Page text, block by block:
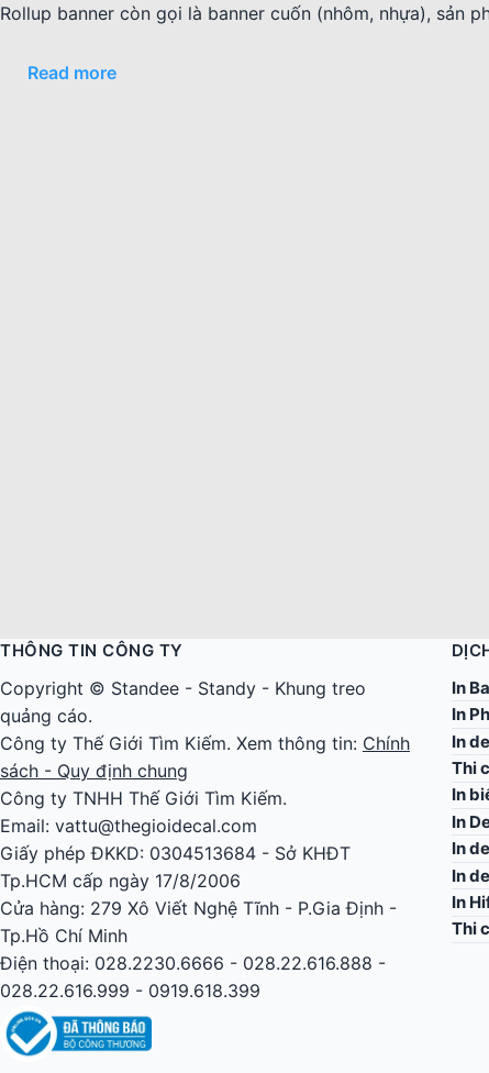
Rollup banner còn gọi là banner cuốn (nhôm, nhựa), sản
Read more
THÔNG TIN CÔNG TY
Copyright © Standee - Standy - Khung treo
quảng cáo.
Công ty Thế Giới Tìm Kiếm. Xem thông tin: Chính
sách - Quy định chung
Công ty TNHH Thế Giới Tìm Kiếm.
Email: vattu@thegioidecal.com
Giấy phép ĐKKD: 0304513684 - Sở KHĐT
Tp.HCM cấp ngày 17/8/2006
Cửa hàng: 279 Xô Viết Nghệ Tĩnh - P.Gia Định -
Tp.Hồ Chí Minh
Điện thoại: 028.2230.6666 - 028.22.616.888 -
028.22.616.999 - 0919.618.399
In
In
In
Thi
In
In
In
In
In
Thi